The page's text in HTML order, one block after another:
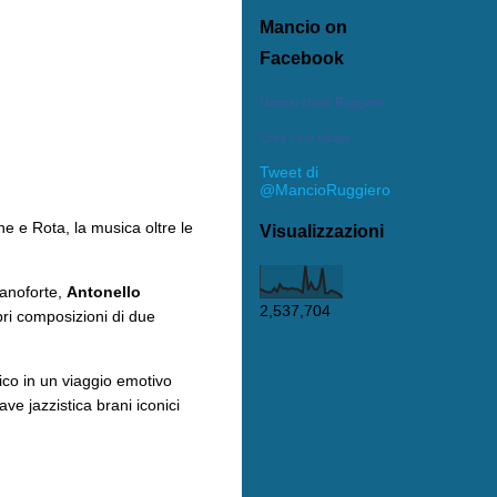
Mancio on
Facebook
Mancio Mario Ruggiero
Crea il tuo badge
Tweet di
@MancioRuggiero
Visualizzazioni
2,537,704
e Rota, la musica oltre le
Antonello
composizioni di due
in un viaggio emotivo
jazzistica brani iconici